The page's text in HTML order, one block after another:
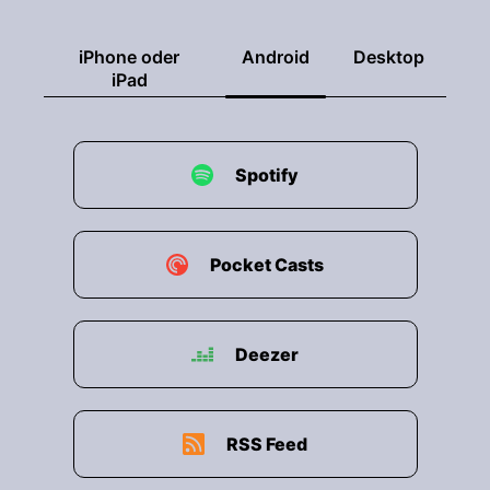
00:02:54: Das steckt extrem viel drin oder?
00:03:00: Von der Logik her kann man sich so
vorstellen wie klassische Unterricht hat, wo
diese Grundlagen eben vermittelt werden, mal
ganz allgemein dargelegt und im Bezug gesetzt
wird zum Auftrag.
00:03:11: Dass man sich dann so ein bisschen
Handlungsfeld oder vielleicht auch Themen
spezifisch kann damit auseinandersetzen und
dass man dann v.a.
00:03:18: ganz viel übt?
iPhone oder
iPad
Android Desktop
Spotify
Pocket Casts
Deezer
RSS Feed